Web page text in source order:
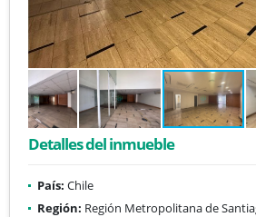
Detalles del inmueble
País: Chile
Región: Región Metropolitana de